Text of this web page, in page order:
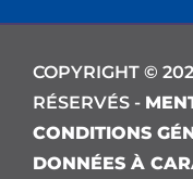
COPYRIGHT ©
RÉSERVÉS -
CONDITIONS
DONNÉES À